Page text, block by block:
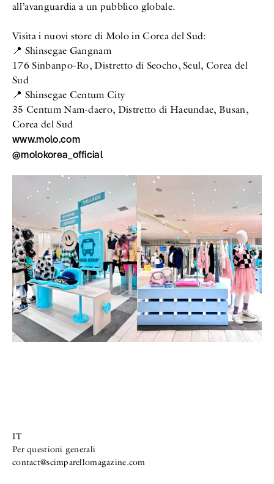
all’avanguardia a un pubblico globale.
Visita i nuovi store di Molo in Corea del Sud:
📍 Shinsegae Gangnam
176 Sinbanpo-Ro, Distretto di Seocho, Seul, Corea del
Sud
📍 Shinsegae Centum City
35 Centum Nam-daero, Distretto di Haeundae, Busan,
Corea del Sud
www.molo.com
@molokorea_official
IT
Per questioni generali
contact@scimparellomagazine.com